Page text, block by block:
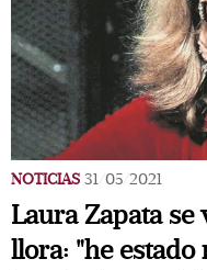
NOTICIAS 31/05/2021
Laura Zapata
llora: "he estado